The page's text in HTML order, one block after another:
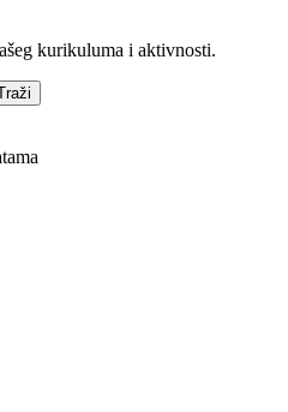
kurikuluma i aktivnosti.